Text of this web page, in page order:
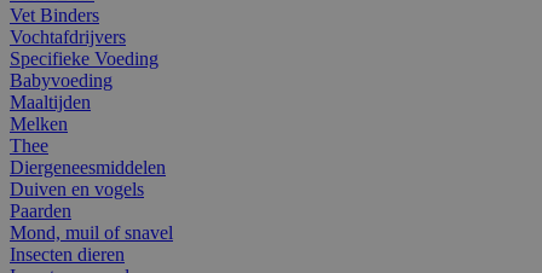
Vet Binders
Vochtafdrijvers
Specifieke Voeding
Babyvoeding
Maaltijden
Melken
Thee
Diergeneesmiddelen
Duiven en vogels
Paarden
Mond, muil of snavel
Insecten dieren